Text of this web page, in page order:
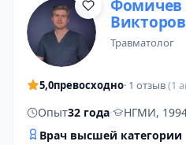
травматолог
5,0превосходно· 1 отзыв(1
Опыт32 года·
НГМИ,
Врач высшей категории